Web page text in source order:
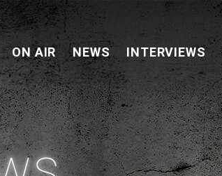
ON AIR NEWS INTERVIEWS